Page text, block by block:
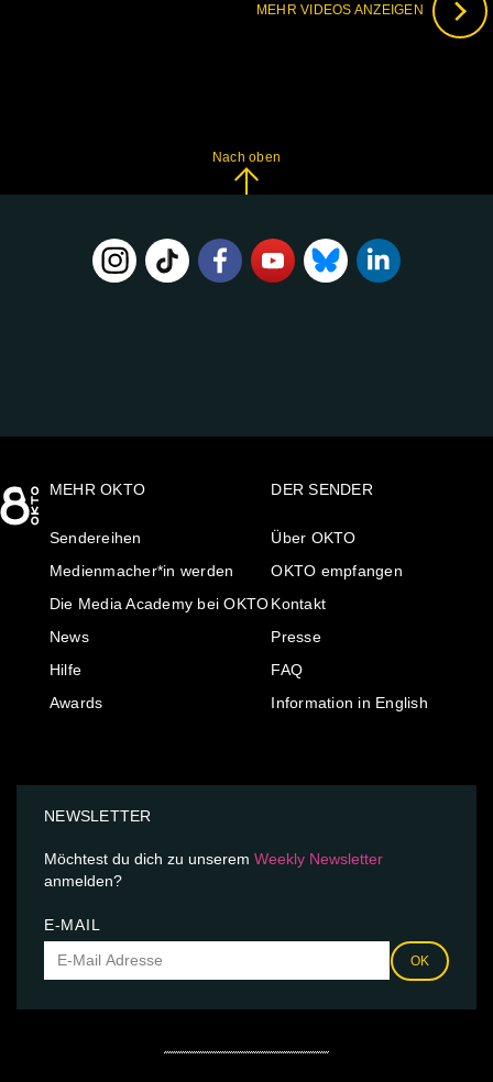
MEHR VIDEOS ANZEIGEN
Nach oben
MEHR OKTO
Sendereihen
Medienmacher*in werden
Die Media Academy bei OKTO
News
Hilfe
Awards
DER SENDER
Über OKTO
OKTO empfangen
Kontakt
Presse
FAQ
Information in English
NEWSLETTER
Möchtest du dich zu unserem Weekly Newsletter
anmelden?
E-MAIL
OK